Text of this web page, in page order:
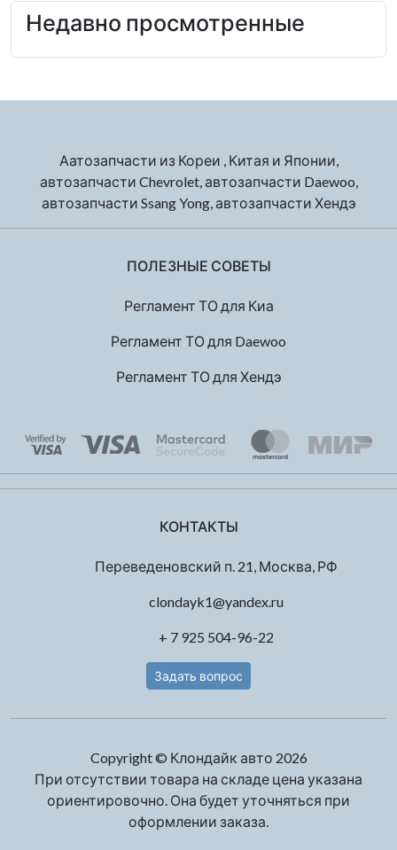
Недавно просмотренные
Аатозапчасти из Кореи , Китая и Японии,
автозапчасти Chevrolet, автозапчасти Daewoo,
автозапчасти Ssang Yong, автозапчасти Хендэ
ПОЛЕЗНЫЕ СОВЕТЫ
Регламент ТО для Киа
Регламент ТО для Daewoo
Регламент ТО для Хендэ
КОНТАКТЫ
Переведеновский п. 21, Москва, РФ
clondayk1@yandex.ru
+ 7 925 504-96-22
Задать вопрос
Copyright © Клондайк авто 2026
При отсутствии товара на складе цена указана
ориентировочно. Она будет уточняться при
оформлении заказа.